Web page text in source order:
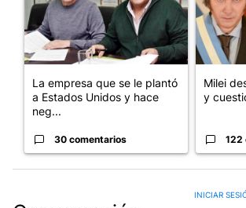
La empresa que se le plantó
a Estados Unidos y hace
neg...
30 comentarios
Milei
y
122
INICIAR